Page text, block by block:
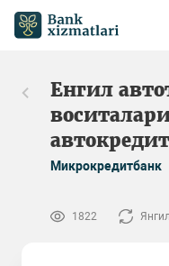
Енгил
автокредит
Микрокредитбанк
1822